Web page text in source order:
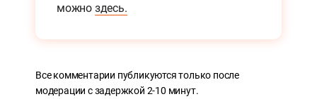
можно здесь.
Все комментарии публикуются только после
модерации с задержкой 2-10 минут.